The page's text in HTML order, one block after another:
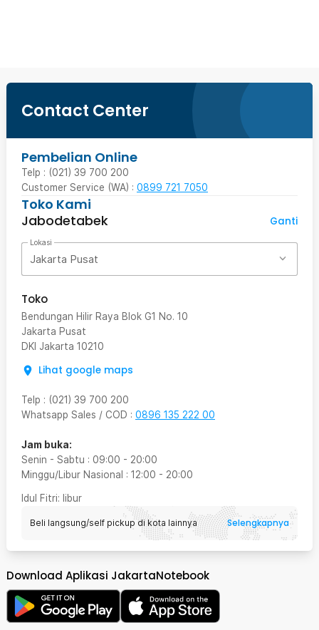
Contact Center
Pembelian Online
Telp : (021) 39 700 200
Customer Service (WA) : 0899 721 7050
Toko Kami
Jabodetabek
Ganti
Lokasi
Jakarta Pusat
Toko
Bendungan Hilir Raya Blok G1 No. 10
Jakarta Pusat
DKI Jakarta 10210
Lihat google maps
Telp : (021) 39 700 200
Whatsapp Sales / COD : 0896 135 222 00
Jam buka:
Senin - Sabtu : 09:00 - 20:00
Minggu/Libur Nasional : 12:00 - 20:00
Idul Fitri: libur
Beli langsung/self pickup di kota lainnya Selengkapnya
Download Aplikasi JakartaNotebook